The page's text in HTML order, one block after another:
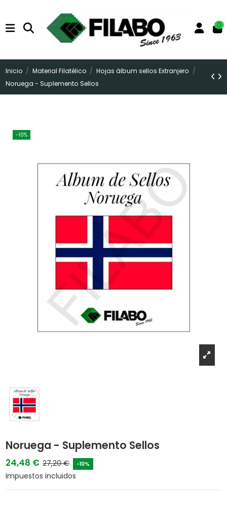
0
Inicio Material Filatélico
Hojas álbum sellos Extranjero
Noruega - Suplemento Sellos
-10%
Noruega - Suplemento Sellos
24,48 € 27,20 € -10%
Impuestos incluidos